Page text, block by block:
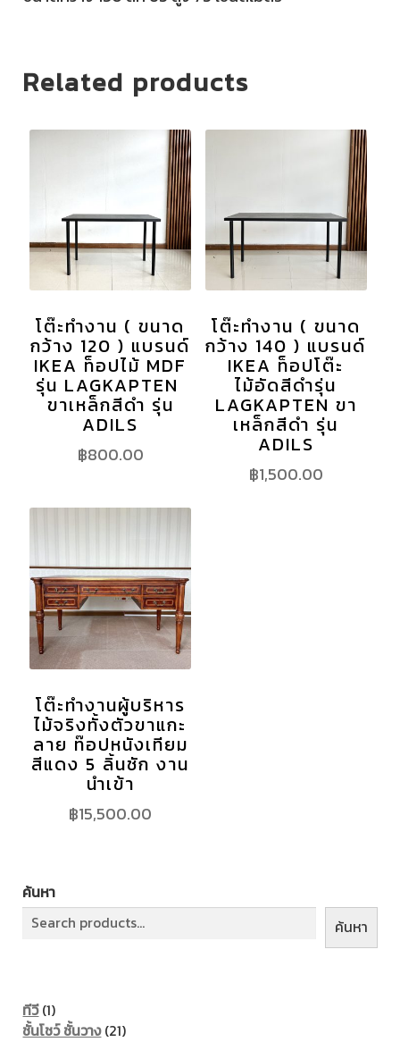
Related products
โต๊ะทำงาน ( ขนาด
กว้าง 120 ) แบรนด์
IKEA ท็อปไม้ MDF
รุ่น LAGKAPTEN
ขาเหล็กสีดำ รุ่น
ADILS
฿800.00
โต๊ะทำงาน ( ขนาด
กว้าง 140 ) แบรนด์
IKEA ท็อปโต๊ะ
ไม้อัดสีดำรุ่น
LAGKAPTEN ขา
เหล็กสีดำ รุ่น
ADILS
฿1,500.00
โต๊ะทำงานผู้บริหาร
ไม้จริงทั้งตัวขาแกะ
ลาย ท๊อปหนังเทียม
สีแดง 5 ลิ้นชัก งาน
นำเข้า
฿15,500.00
ค้นหา
ค้นหา
ทีวี 11
product
ชั้นโชว์ ชั้นวาง 2121